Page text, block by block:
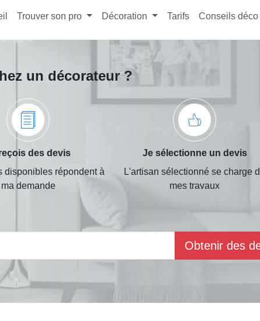
Trouver son pro Décoration Tarifs Conseils déco
un décorateur ?
des devis
disponibles répondent à
ma demande
Je sélectionne un devis
L'artisan sélectionné se charge
mes travaux
Obtenir des